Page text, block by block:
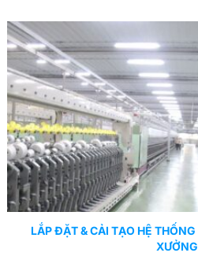
LẮP ĐẶT & CẢI TẠO HỆ
XƯỞNG